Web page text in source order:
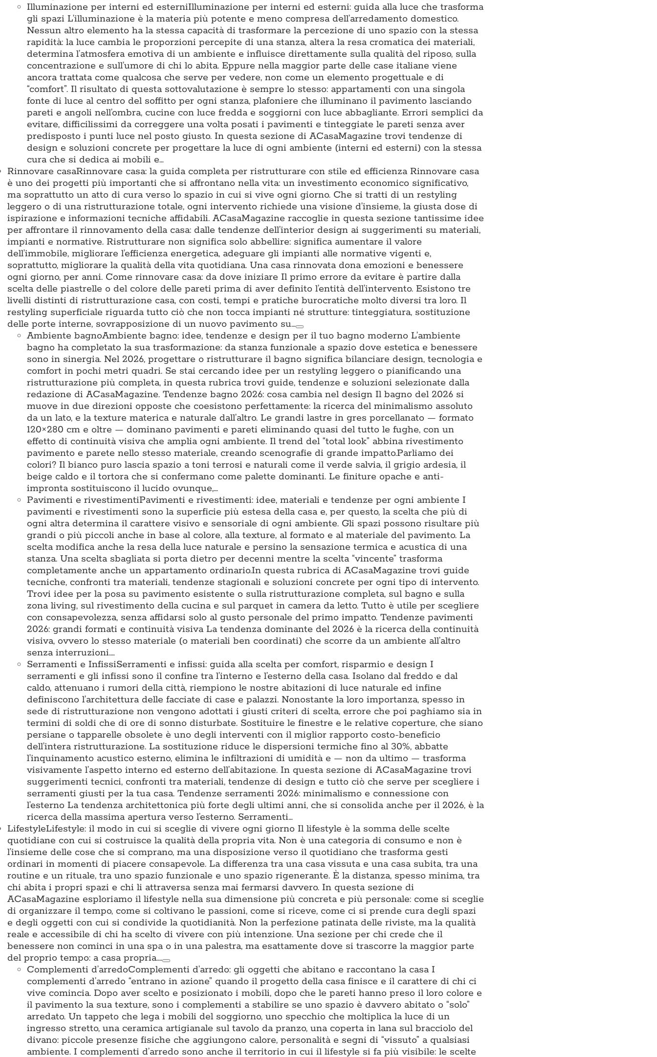
Illuminazione per interni ed esterniIlluminazione per interni ed esterni: guida alla luce che trasforma
gli spazi L’illuminazione è la materia più potente e meno compresa dell’arredamento domestico.
Nessun altro elemento ha la stessa capacità di trasformare la percezione di uno spazio con la stessa
rapidità: la luce cambia le proporzioni percepite di una stanza, altera la resa cromatica dei materiali,
determina l’atmosfera emotiva di un ambiente e influisce direttamente sulla qualità del riposo, sulla
concentrazione e sull’umore di chi lo abita. Eppure nella maggior parte delle case italiane viene
ancora trattata come qualcosa che serve per vedere, non come un elemento progettuale e di
“comfort”. Il risultato di questa sottovalutazione è sempre lo stesso: appartamenti con una singola
fonte di luce al centro del soffitto per ogni stanza, plafoniere che illuminano il pavimento lasciando
pareti e angoli nell’ombra, cucine con luce fredda e soggiorni con luce abbagliante. Errori semplici da
evitare, difficilissimi da correggere una volta posati i pavimenti e tinteggiate le pareti senza aver
predisposto i punti luce nel posto giusto. In questa sezione di ACasaMagazine trovi tendenze di
design e soluzioni concrete per progettare la luce di ogni ambiente (interni ed esterni) con la stessa
cura che si dedica ai mobili e…
Rinnovare casaRinnovare casa: la guida completa per ristrutturare con stile ed efficienza Rinnovare casa
è uno dei progetti più importanti che si affrontano nella vita: un investimento economico significativo,
ma soprattutto un atto di cura verso lo spazio in cui si vive ogni giorno. Che si tratti di un restyling
leggero o di una ristrutturazione totale, ogni intervento richiede una visione d’insieme, la giusta dose di
ispirazione e informazioni tecniche affidabili. ACasaMagazine raccoglie in questa sezione tantissime idee
per affrontare il rinnovamento della casa: dalle tendenze dell’interior design ai suggerimenti su materiali,
impianti e normative. Ristrutturare non significa solo abbellire: significa aumentare il valore
dell’immobile, migliorare l’efficienza energetica, adeguare gli impianti alle normative vigenti e,
soprattutto, migliorare la qualità della vita quotidiana. Una casa rinnovata dona emozioni e benessere
ogni giorno, per anni. Come rinnovare casa: da dove iniziare Il primo errore da evitare è partire dalla
scelta delle piastrelle o del colore delle pareti prima di aver definito l’entità dell’intervento. Esistono tre
livelli distinti di ristrutturazione casa, con costi, tempi e pratiche burocratiche molto diversi tra loro. Il
restyling superficiale riguarda tutto ciò che non tocca impianti né strutture: tinteggiatura, sostituzione
delle porte interne, sovrapposizione di un nuovo pavimento su…
Ambiente bagnoAmbiente bagno: idee, tendenze e design per il tuo bagno moderno L’ambiente
bagno ha completato la sua trasformazione: da stanza funzionale a spazio dove estetica e benessere
sono in sinergia. Nel 2026, progettare o ristrutturare il bagno significa bilanciare design, tecnologia e
comfort in pochi metri quadri. Se stai cercando idee per un restyling leggero o pianificando una
ristrutturazione più completa, in questa rubrica trovi guide, tendenze e soluzioni selezionate dalla
redazione di ACasaMagazine. Tendenze bagno 2026: cosa cambia nel design Il bagno del 2026 si
muove in due direzioni opposte che coesistono perfettamente: la ricerca del minimalismo assoluto
da un lato, e la texture materica e naturale dall’altro. Le grandi lastre in gres porcellanato — formato
120×280 cm e oltre — dominano pavimenti e pareti eliminando quasi del tutto le fughe, con un
effetto di continuità visiva che amplia ogni ambiente. Il trend del “total look” abbina rivestimento
pavimento e parete nello stesso materiale, creando scenografie di grande impatto.Parliamo dei
colori? Il bianco puro lascia spazio a toni terrosi e naturali come il verde salvia, il grigio ardesia, il
beige caldo e il tortora che si confermano come palette dominanti. Le finiture opache e anti-
impronta sostituiscono il lucido ovunque,…
Pavimenti e rivestimentiPavimenti e rivestimenti: idee, materiali e tendenze per ogni ambiente I
pavimenti e rivestimenti sono la superficie più estesa della casa e, per questo, la scelta che più di
ogni altra determina il carattere visivo e sensoriale di ogni ambiente. Gli spazi possono risultare più
grandi o più piccoli anche in base al colore, alla texture, al formato e al materiale del pavimento. La
scelta modifica anche la resa della luce naturale e persino la sensazione termica e acustica di una
stanza. Una scelta sbagliata si porta dietro per decenni mentre la scelta “vincente” trasforma
completamente anche un appartamento ordinario.In questa rubrica di ACasaMagazine trovi guide
tecniche, confronti tra materiali, tendenze stagionali e soluzioni concrete per ogni tipo di intervento.
Trovi idee per la posa su pavimento esistente o sulla ristrutturazione completa, sul bagno e sulla
zona living, sul rivestimento della cucina e sul parquet in camera da letto. Tutto è utile per scegliere
con consapevolezza, senza affidarsi solo al gusto personale del primo impatto. Tendenze pavimenti
2026: grandi formati e continuità visiva La tendenza dominante del 2026 è la ricerca della continuità
visiva, ovvero lo stesso materiale (o materiali ben coordinati) che scorre da un ambiente all’altro
senza interruzioni.…
Serramenti e InfissiSerramenti e infissi: guida alla scelta per comfort, risparmio e design I
serramenti e gli infissi sono il confine tra l’interno e l’esterno della casa. Isolano dal freddo e dal
caldo, attenuano i rumori della città, riempiono le nostre abitazioni di luce naturale ed infine
definiscono l’architettura delle facciate di case e palazzi. Nonostante la loro importanza, spesso in
sede di ristrutturazione non vengono adottati i giusti criteri di scelta, errore che poi paghiamo sia in
termini di soldi che di ore di sonno disturbate. Sostituire le finestre e le relative coperture, che siano
persiane o tapparelle obsolete è uno degli interventi con il miglior rapporto costo-beneficio
dell’intera ristrutturazione. La sostituzione riduce le dispersioni termiche fino al 30%, abbatte
l’inquinamento acustico esterno, elimina le infiltrazioni di umidità e — non da ultimo — trasforma
visivamente l’aspetto interno ed esterno dell’abitazione. In questa sezione di ACasaMagazine trovi
suggerimenti tecnici, confronti tra materiali, tendenze di design e tutto ciò che serve per scegliere i
serramenti giusti per la tua casa. Tendenze serramenti 2026: minimalismo e connessione con
l’esterno La tendenza architettonica più forte degli ultimi anni, che si consolida anche per il 2026, è la
ricerca della massima apertura verso l’esterno. Serramenti…
LifestyleLifestyle: il modo in cui si sceglie di vivere ogni giorno Il lifestyle è la somma delle scelte
quotidiane con cui si costruisce la qualità della propria vita. Non è una categoria di consumo e non è
l’insieme delle cose che si comprano, ma una disposizione verso il quotidiano che trasforma gesti
ordinari in momenti di piacere consapevole. La differenza tra una casa vissuta e una casa subita, tra una
routine e un rituale, tra uno spazio funzionale e uno spazio rigenerante. È la distanza, spesso minima, tra
chi abita i propri spazi e chi li attraversa senza mai fermarsi davvero. In questa sezione di
ACasaMagazine esploriamo il lifestyle nella sua dimensione più concreta e più personale: come si sceglie
di organizzare il tempo, come si coltivano le passioni, come si riceve, come ci si prende cura degli spazi
e degli oggetti con cui si condivide la quotidianità. Non la perfezione patinata delle riviste, ma la qualità
reale e accessibile di chi ha scelto di vivere con più intenzione. Una sezione per chi crede che il
benessere non cominci in una spa o in una palestra, ma esattamente dove si trascorre la maggior parte
del proprio tempo: a casa propria.…
Complementi d’arredoComplementi d’arredo: gli oggetti che abitano e raccontano la casa I
complementi d’arredo “entrano in azione” quando il progetto della casa finisce e il carattere di chi ci
vive comincia. Dopo aver scelto e posizionato i mobili, dopo che le pareti hanno preso il loro colore e
il pavimento la sua texture, sono i complementi a stabilire se uno spazio è davvero abitato o “solo”
arredato. Un tappeto che lega i mobili del soggiorno, uno specchio che moltiplica la luce di un
ingresso stretto, una ceramica artigianale sul tavolo da pranzo, una coperta in lana sul bracciolo del
divano: piccole presenze fisiche che aggiungono calore, personalità e segni di “vissuto” a qualsiasi
ambiente. I complementi d’arredo sono anche il territorio in cui il lifestyle si fa più visibile: le scelte